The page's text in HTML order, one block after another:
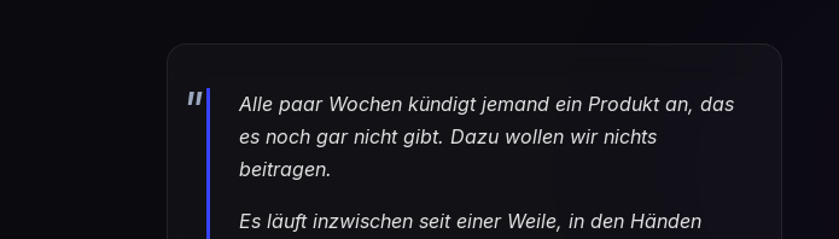
Alle paar Wochen kündigt jemand ein Produkt an, das
es noch gar nicht gibt. Dazu wollen wir nichts
beitragen.
Es läuft inzwischen seit einer Weile, in den Händen